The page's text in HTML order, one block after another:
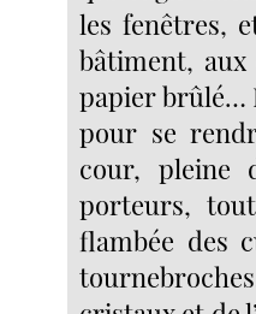
les fenêtres,
bâtiment, aux
papier brûlé…
pour se
cour, pleine
porteurs,
flambée des